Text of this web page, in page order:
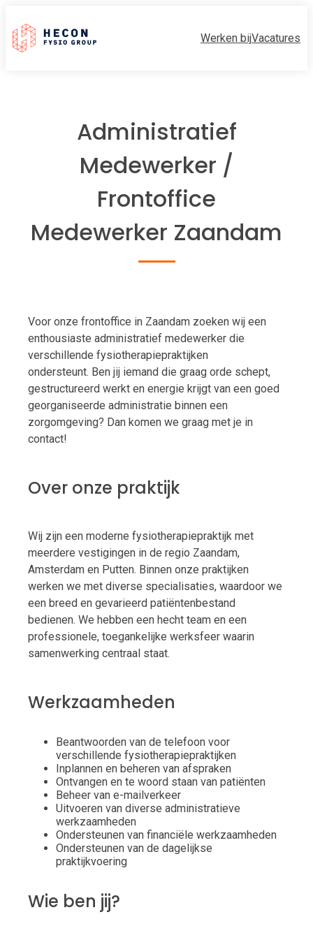
Werken bijVacatures
Administratief
Medewerker /
Frontoffice
Medewerker Zaandam
Voor onze frontoffice in Zaandam zoeken wij een
enthousiaste administratief medewerker die
verschillende fysiotherapiepraktijken
ondersteunt. Ben jij iemand die graag orde schept,
gestructureerd werkt en energie krijgt van een goed
georganiseerde administratie binnen een
zorgomgeving? Dan komen we graag met je in
contact!
Over onze praktijk
Wij zijn een moderne fysiotherapiepraktijk met
meerdere vestigingen in de regio Zaandam,
Amsterdam en Putten. Binnen onze praktijken
werken we met diverse specialisaties, waardoor we
een breed en gevarieerd patiëntenbestand
bedienen. We hebben een hecht team en een
professionele, toegankelijke werksfeer waarin
samenwerking centraal staat.
Werkzaamheden
Beantwoorden van de telefoon voor
verschillende fysiotherapiepraktijken
Inplannen en beheren van afspraken
Ontvangen en te woord staan van patiënten
Beheer van e-mailverkeer
Uitvoeren van diverse administratieve
werkzaamheden
Ondersteunen van financiële werkzaamheden
Ondersteunen van de dagelijkse
praktijkvoering
Wie ben jij?